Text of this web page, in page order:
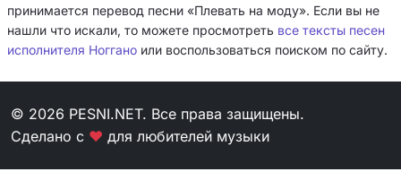
принимается перевод песни «Плевать на моду». Если вы не
нашли что искали, то можете просмотреть все тексты песен
исполнителя Ноггано или воспользоваться поиском по сайту.
© 2026 PESNI.NET. Все права защищены.
Сделано с ❤ для любителей музыки